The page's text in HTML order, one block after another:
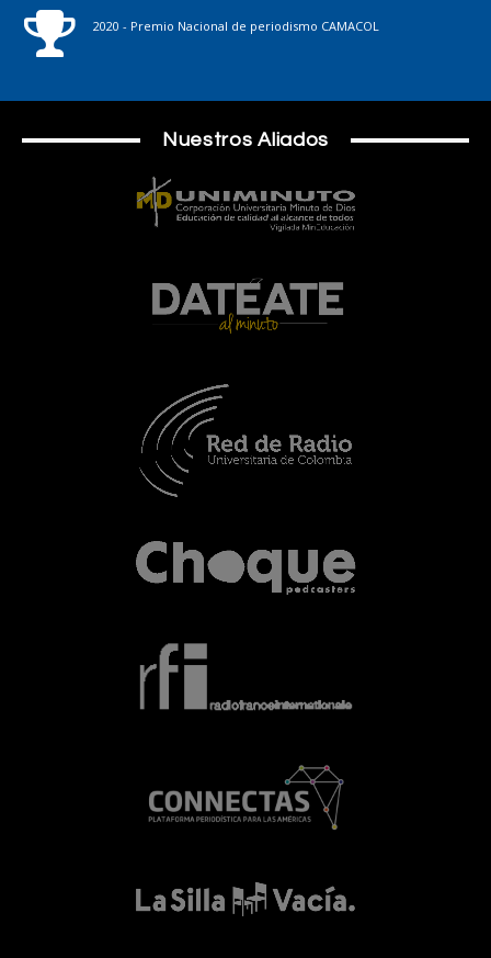
2020 - Premio Nacional de periodismo CAMACOL
Nuestros Aliados